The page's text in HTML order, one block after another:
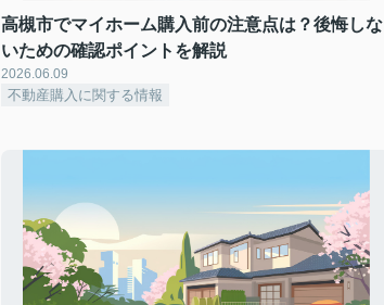
高槻市でマイホーム購入前の注意点は？後悔しな
いための確認ポイントを解説
2026.06.09
不動産購入に関する情報